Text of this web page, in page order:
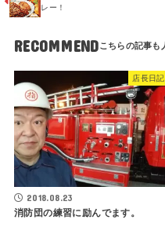
レー！
RECOMMEND
店長日記
2018.08.23
消防団の練習に励んでます。